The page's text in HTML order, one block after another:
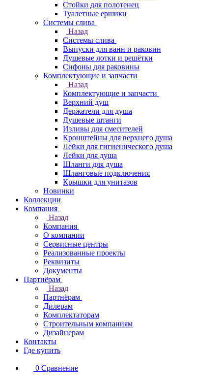
Стойки для полотенец
Туалетные ершики
Системы слива
Назад
Системы слива
Выпуски для ванн и раковин
Душевые лотки и решётки
Сифоны для раковины
Комплектующие и запчасти
Назад
Комплектующие и запчасти
Верхний душ
Держатели для душа
Душевые штанги
Изливы для смесителей
Кронштейны для верхнего душа
Лейки для гигиенического душа
Лейки для душа
Шланги для душа
Шланговые подключения
Крышки для унитазов
Новинки
Коллекции
Компания
Назад
Компания
О компании
Сервисные центры
Реализованные проекты
Реквизиты
Документы
Партнёрам
Назад
Партнёрам
Дилерам
Комплектаторам
Строительным компаниям
Дизайнерам
Контакты
Где купить
0 Сравнение